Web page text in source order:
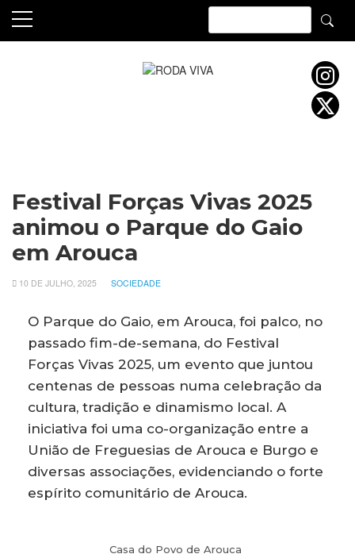
Skip
Festival Forças Vivas 2025
animou o Parque do Gaio
em Arouca
10 DE JULHO, 2025 SOCIEDADE
O Parque do Gaio, em Arouca, foi palco, no
passado fim-de-semana, do Festival
Forças Vivas 2025, um evento que juntou
centenas de pessoas numa celebração da
cultura, tradição e dinamismo local. A
iniciativa foi uma co-organização entre a
União de Freguesias de Arouca e Burgo e
diversas associações, evidenciando o forte
espírito comunitário de Arouca.
Casa do Povo de Arouca